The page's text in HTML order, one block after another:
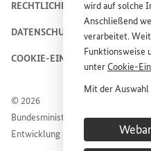
wird auf solche
Anschließend
verarbeitet.
Funktionsweise
unterCookie-
Mit der Auswahl
Dienstes
© 2026
Bundesministerium für
Entwicklung
RECHTLICHE HINWEISE
DATENSCHUTZHINWEIS
COOKIE-EINSTELLUNGEN